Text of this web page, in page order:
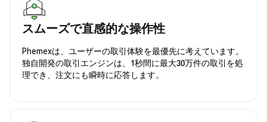
スムーズで直感的な操作性
Phemexは、ユーザーの取引体験を最優先に考えています。
独自開発の取引エンジンは、1秒間に最大30万件の取引を処
理でき、注文にも瞬時に応答します。